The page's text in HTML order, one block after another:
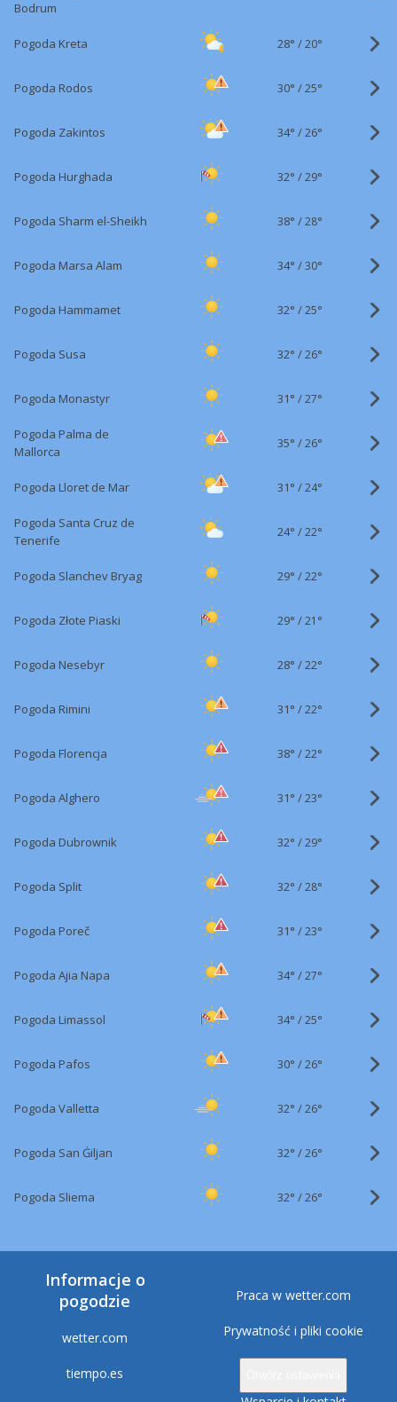
Bodrum
Pogoda Kreta 28° /20°
Pogoda Rodos 30° /25°
Pogoda Zakintos 34° /26°
Pogoda Hurghada 32° /29°
Pogoda Sharm el-Sheikh 38° /28°
Pogoda Marsa Alam 34° /30°
Pogoda Hammamet 32° /25°
Pogoda Susa 32° /26°
Pogoda Monastyr 31° /27°
Pogoda Palma de
Mallorca
35° /26°
Pogoda Lloret de Mar 31° /24°
Pogoda Santa Cruz de
Tenerife
24° /22°
Pogoda Slanchev Bryag 29° /22°
Pogoda Złote Piaski 29° /21°
Pogoda Nesebyr 28° /22°
Pogoda Rimini 31° /22°
Pogoda Florencja 38° /22°
Pogoda Alghero 31° /23°
Pogoda Dubrownik 32° /29°
Pogoda Split 32° /28°
Pogoda Poreč 31° /23°
Pogoda Ajia Napa 34° /27°
Pogoda Limassol 34° /25°
Pogoda Pafos 30° /26°
Pogoda Valletta 32° /26°
Pogoda San Ġiljan 32° /26°
Pogoda Sliema 32° /26°
Informacje o
pogodzie
wetter.com
tiempo.es
Praca w wetter.com
Prywatność i pliki cookie